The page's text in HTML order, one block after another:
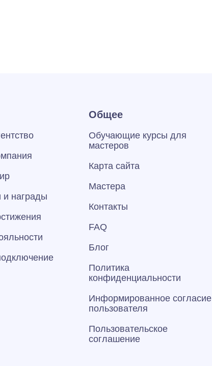
и награды
Общее
Обучающие курсы для
мастеров
Карта сайта
Мастера
Контакты
FAQ
Блог
Политика
конфиденциальности
Информированное согласие
пользователя
Пользовательское
соглашение